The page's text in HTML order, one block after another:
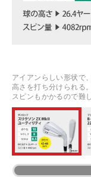
アイアンらしい形状で
高さを打ち分けられる
スピンもかかるので難